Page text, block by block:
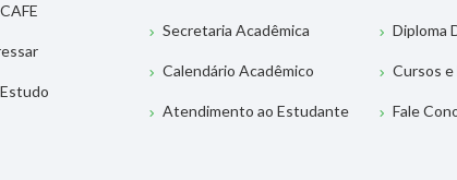
Secretaria Acadêmica
Calendário Acadêmico
Atendimento ao Estudante
Diploma
Cursos
Fale